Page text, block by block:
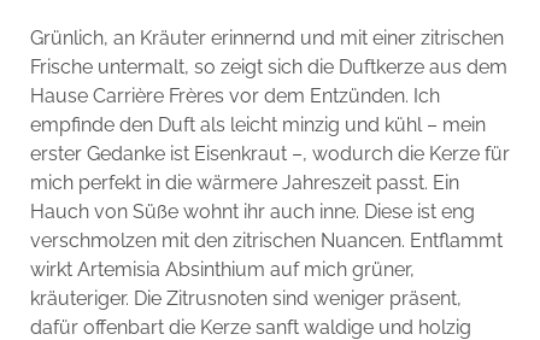
Grünlich, an Kräuter erinnernd und mit einer zitrischen
Frische untermalt, so zeigt sich die Duftkerze aus dem
Hause Carrière Frères vor dem Entzünden. Ich
empfinde den Duft als leicht minzig und kühl – mein
erster Gedanke ist Eisenkraut –, wodurch die Kerze für
mich perfekt in die wärmere Jahreszeit passt. Ein
Hauch von Süße wohnt ihr auch inne. Diese ist eng
verschmolzen mit den zitrischen Nuancen. Entflammt
wirkt Artemisia Absinthium auf mich grüner,
kräuteriger. Die Zitrusnoten sind weniger präsent,
dafür offenbart die Kerze sanft waldige und holzig